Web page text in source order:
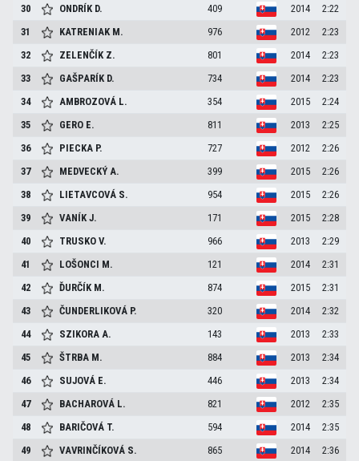
30
ONDRÍK D. 409 2014
2:22
31
KATRENIAK M. 976 2012
2:23
32
ZELENČÍK Z. 801 2014
2:23
33
GAŠPARÍK D. 734 2014
2:23
34
AMBROZOVÁ L. 354 2015
2:24
35
GERO E. 811 2013
2:25
36
PIECKA P. 727 2012
2:26
37
MEDVECKÝA. 399 2015
2:26
38
LIETAVCOVÁ S. 954 2015
2:26
39
VANÍKJ. 171 2015
2:28
40
TRUSKOV. 966 2013
2:29
41
LOŠONCI M. 121 2014
2:31
42
ĎURČÍK M. 874 2015
2:31
43
ČUNDERLIKOVÁ P. 320 2014
2:32
44
SZIKORAA. 143 2013
2:33
45
ŠTRBA M. 884 2013
2:34
46
SUJOVÁ E. 446 2013
2:34
47
BACHAROVÁ L. 821 2012
2:35
48
BARIČOVÁ T. 594 2014
2:35
49
VAVRINČÍKOVÁ S. 865 2014 2:36